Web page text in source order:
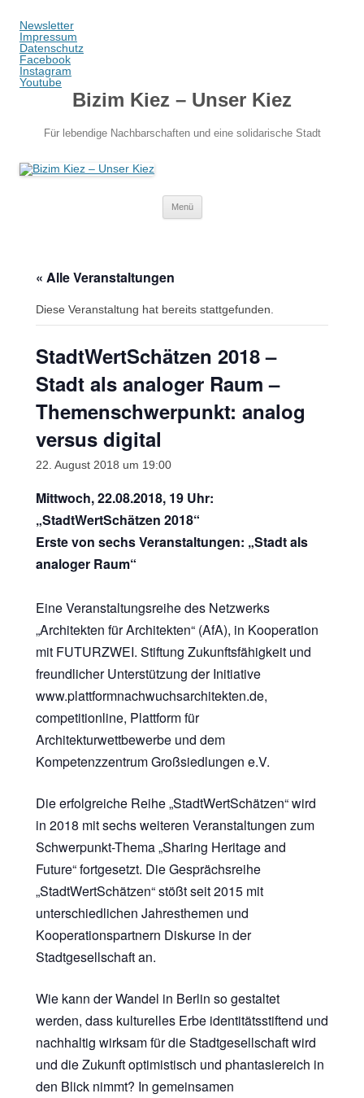
Newsletter
Impressum
Datenschutz
Facebook
Instagram
Youtube
Bizim Kiez – Unser Kiez
Für lebendige Nachbarschaften und eine solidarische Stadt
Menü
« Alle Veranstaltungen
Diese Veranstaltung hat bereits stattgefunden.
StadtWertSchätzen 2018 –
Stadt als analoger Raum –
Themenschwerpunkt: analog
versus digital
22. August 2018 um 19:00
Mittwoch, 22.08.2018, 19 Uhr:
„StadtWertSchätzen 2018“
Erste von sechs Veranstaltungen: „Stadt als
analoger Raum“
­­Eine Veranstaltungsreihe des Netzwerks
„Architekten für Architekten“ (AfA), in Kooperation
mit FUTURZWEI. Stiftung Zukunftsfähigkeit und
freundlicher Unterstützung der Initiative
www.plattformnachwuchsarchitekten.de,
competitionline, Plattform für
Architekturwettbewerbe und dem
Kompetenzzentrum Großsiedlungen e.V.
Die erfolgreiche Reihe „StadtWertSchätzen“ wird
in 2018 mit sechs weiteren Veranstaltungen zum
Schwerpunkt-Thema „Sharing Heritage and
Future“ fortgesetzt. Die Gesprächsreihe
„StadtWertSchätzen“ stößt seit 2015 mit
unterschiedlichen Jahresthemen und
Kooperationspartnern Diskurse in der
Stadtgesellschaft an.
Wie kann der Wandel in Berlin so gestaltet
werden, dass kulturelles Erbe identitätsstiftend und
nachhaltig wirksam für die Stadtgesellschaft wird
und die Zukunft optimistisch und phantasiereich in
den Blick nimmt? In gemeinsamen